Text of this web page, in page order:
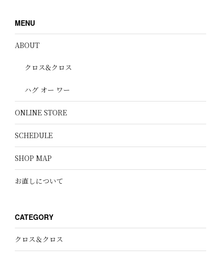
MENU
ABOUT
クロス&クロス
ハグ オー ワー
ONLINE STORE
SCHEDULE
SHOP MAP
お直しについて
CATEGORY
クロス＆クロス